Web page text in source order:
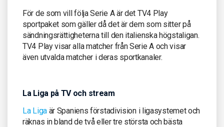
För de som vill följa Serie A är det TV4 Play
sportpaket som gäller då det är dem som sitter på
sändningsrättigheterna till den italienska högstaligan.
TV4 Play visar alla matcher från Serie A och visar
även utvalda matcher i deras sportkanaler.
La Liga på TV och stream
La Ligaär Spaniens förstadivision i ligasystemet och
räknas in bland de två eller tre största och bästa